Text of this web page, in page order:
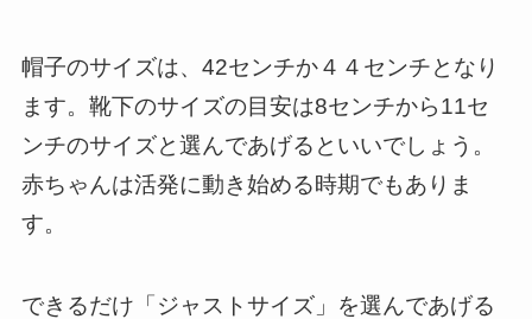
帽子のサイズは、42センチか４４センチとなり
ます。靴下のサイズの目安は8センチから11セ
ンチのサイズと選んであげるといいでしょう。
赤ちゃんは活発に動き始める時期でもありま
す。
できるだけ「ジャストサイズ」を選んであげる